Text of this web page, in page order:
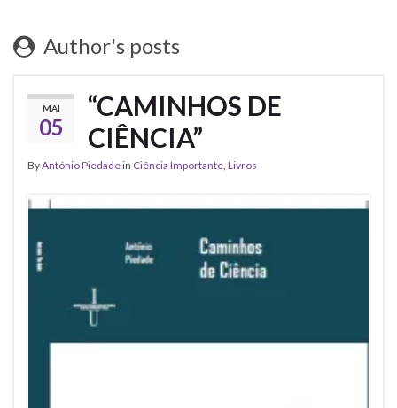
Author's posts
MAI
05
“CAMINHOS DE
CIÊNCIA”
ByAntónio Piedadein Ciência Importante, Livros